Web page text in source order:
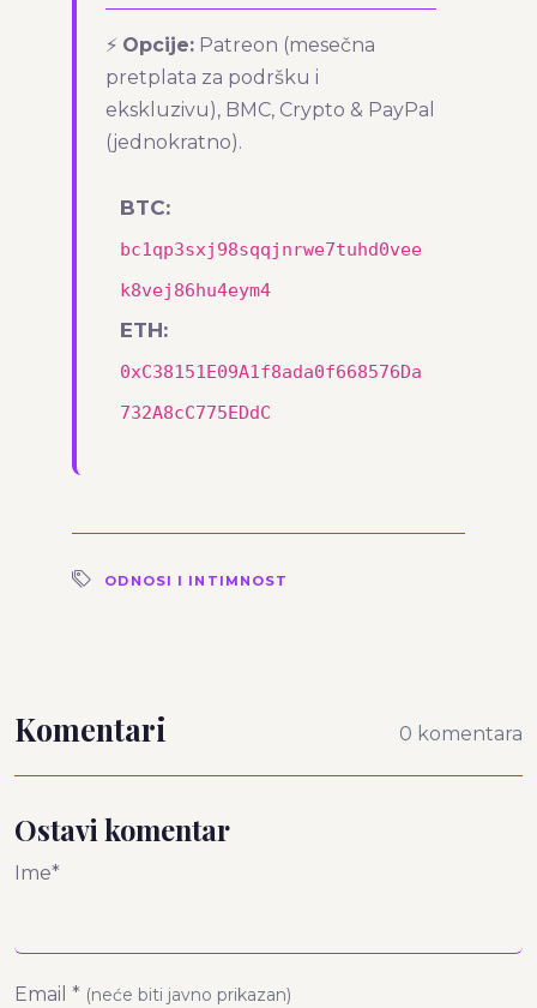
⚡ Opcije: Patreon (mesečna
pretplata za podršku i
ekskluzivu), BMC, Crypto & PayPal
(jednokratno).
BTC:
bc1qp3sxj98sqqjnrwe7tuhd0vee
k8vej86hu4eym4
ETH:
0xC38151E09A1f8ada0f668576Da
732A8cC775EDdC
ODNOSI I INTIMNOST
Komentari 0 komentara
Ostavi komentar
Ime*
Email * (neće biti javno prikazan)